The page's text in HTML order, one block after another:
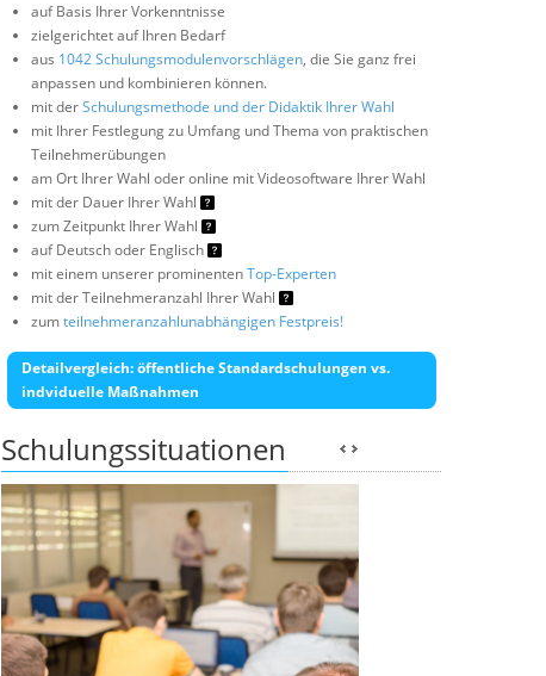
auf Basis Ihrer Vorkenntnisse
zielgerichtet auf Ihren Bedarf
aus 1042 Schulungsmodulenvorschlägen, die Sie ganz frei
anpassen und kombinieren können.
mit derSchulungsmethode und der Didaktik Ihrer Wahl
mit Ihrer Festlegung zu Umfang und Thema von praktischen
Teilnehmerübungen
am Ort Ihrer Wahl oder online mit Videosoftware Ihrer Wahl
mit der Dauer Ihrer Wahl
zum Zeitpunkt Ihrer Wahl
auf Deutsch oder Englisch
mit einem unserer prominentenTop-Experten
mit der Teilnehmeranzahl Ihrer Wahl
zumteilnehmeranzahlunabhängigen Festpreis!
Detailvergleich: öffentliche Standardschulungen vs.
indviduelle Maßnahmen
Schulungssituationen